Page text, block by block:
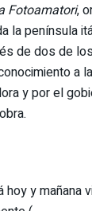
Fotoamatori,
la península
de dos de
a
y por el
hoy y mañana